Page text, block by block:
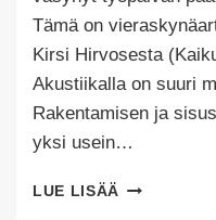
Tämä on
Kirsi Hirvosesta
Akustiikalla on suuri
Rakentamisen ja
yksi usein…
LUE LISÄÄ MITEN